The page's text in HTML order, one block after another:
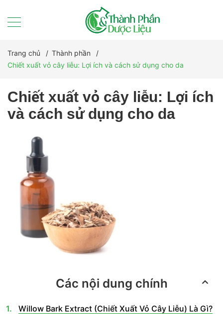
Trang chủ / Thành phần
/
Chiết xuất vỏ cây liễu: Lợi ích và cách sử dụng cho da
Chiết xuất vỏ cây liễu: Lợi ích
và cách sử dụng cho da
Các nội dung chính
Willow Bark Extract (Chiết Xuất Vỏ Cây Liễu) Là Gì?